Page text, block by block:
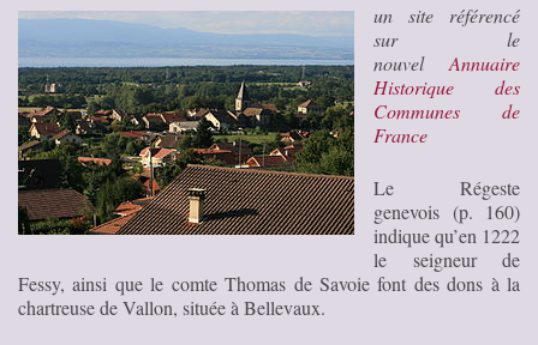
un site référencé
sur le
nouvel Annuaire
Historique des
Communes de
France
Le Régeste
genevois (p. 160)
indique qu’en 1222
le seigneur de
Fessy, ainsi que le comte Thomas de Savoie font des dons à la
chartreuse de Vallon, située à Bellevaux.